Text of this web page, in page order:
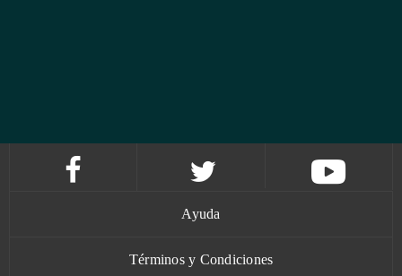
Ayuda
Términos y Condiciones